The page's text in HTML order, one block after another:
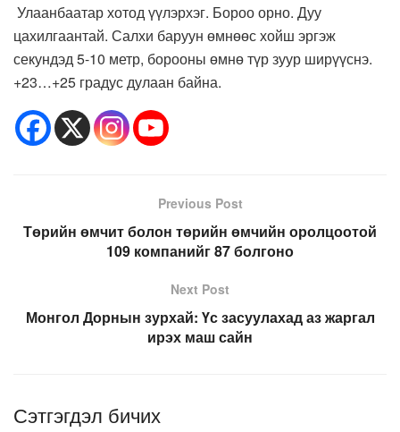
Улаанбаатар хотод үүлэрхэг. Бороо орно. Дуу
цахилгаантай. Салхи баруун өмнөөс хойш эргэж
секундэд 5-10 метр, борооны өмнө түр зуур ширүүснэ.
+23…+25 градус дулаан байна.
Previous Post
Төрийн өмчит болон төрийн өмчийн оролцоотой
109 компанийг 87 болгоно
Next Post
Монгол Дорнын зурхай: Үс засуулахад аз жаргал
ирэх маш сайн
Сэтгэгдэл бичих